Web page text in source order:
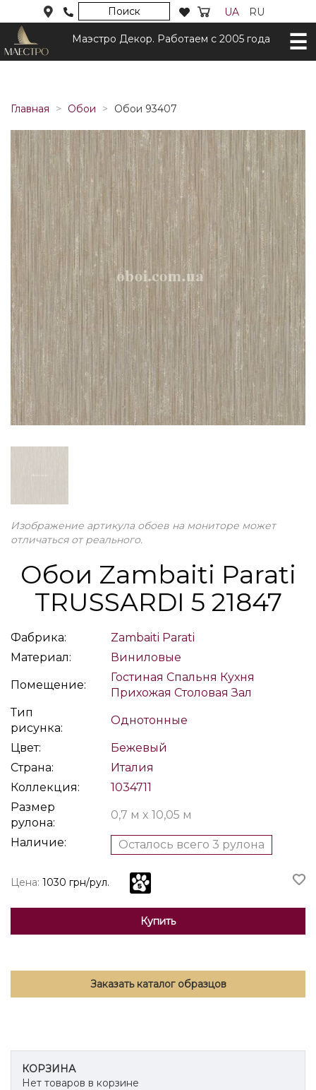
Поиск UA RU
Маэстро Декор. Работаем с 2005 года
Главная Обои Обои 93407
Изображение артикула обоев на мониторе может
отличаться от реального.
Обои Zambaiti Parati
TRUSSARDI 5 21847
Фабрика:
Zambaiti Parati
Материал:
Виниловые
Помещение:
Гостиная Спальня Кухня
Прихожая Столовая Зал
Тип
рисунка:
Однотонные
Цвет:
Бежевый
Страна:
Италия
Коллекция:
1034711
Размер
рулона:
0,7 м x 10,05 м
Наличие: Осталось всего 3 рулона
Цена: 1030 грн/рул.
Купить
Заказать каталог образцов
КОРЗИНА
Нет товаров в корзине